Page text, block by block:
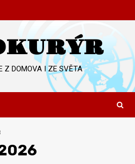
Z DOMOVA I ZE SVĚTA